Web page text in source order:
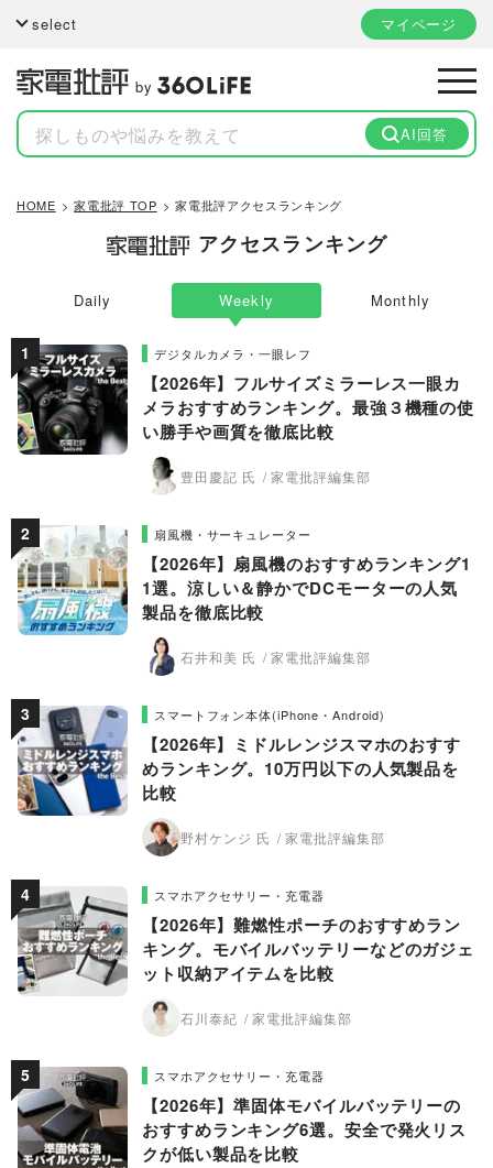
select マイページ
by
AI回答
HOME 家電批評 TOP 家電批評アクセスランキング
アクセスランキング
Daily Weekly
デジタルカメラ・一眼レフ
【2026年】フルサイズミラーレス一眼カ
メラおすすめランキング。最強３機種の使
い勝手や画質を徹底比較
豊田慶記 氏 家電批評編集部
扇風機・サーキュレーター
【2026年】扇風機のおすすめランキング1
1選。涼しい＆静かでDCモーターの人気
製品を徹底比較
石井和美 氏 家電批評編集部
スマートフォン本体(iPhone・Android)
【2026年】ミドルレンジスマホのおすす
めランキング。10万円以下の人気製品を
比較
野村ケンジ 氏 家電批評編集部
スマホアクセサリー・充電器
【2026年】難燃性ポーチのおすすめラン
キング。モバイルバッテリーなどのガジェ
ット収納アイテムを比較
石川泰紀 家電批評編集部
スマホアクセサリー・充電器
【2026年】準固体モバイルバッテリーの
おすすめランキング6選。安全で発火リス
クが低い製品を比較
Monthly